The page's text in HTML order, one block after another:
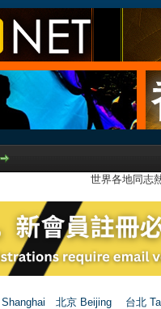
世界各地同志
Shanghai 北京 Beijing 台北